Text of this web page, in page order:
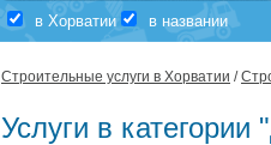
в Хорватии в названии
Строительные услуги в Хорватии /
Услуги в